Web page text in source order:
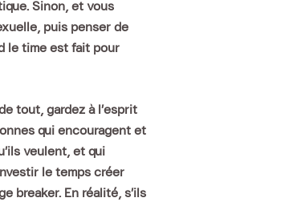
Sinon, et vous
puis penser de
le time est fait pour
tout, gardez à l’esprit
qui encouragent et
veulent, et qui
le temps créer
breaker. En réalité, s’ils